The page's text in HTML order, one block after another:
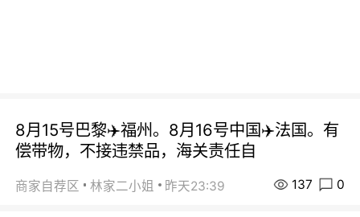
8月15号巴黎✈️福州。8月16号中国✈️法国。有
偿带物，不接违禁品，海关责任自
商家自荐区 林家二小姐 昨天23:39 137 0